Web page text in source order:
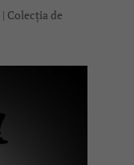
| Colecția de